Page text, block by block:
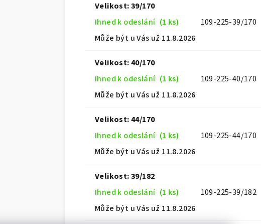
Velikost: 39/170
Ihned k odeslání (1 ks)
109-225-39/170
Může být u Vás už 11.8.2026
Velikost: 40/170
Ihned k odeslání (1 ks)
109-225-40/170
Může být u Vás už 11.8.2026
Velikost: 44/170
Ihned k odeslání (1 ks)
109-225-44/170
Může být u Vás už 11.8.2026
Velikost: 39/182
Ihned k odeslání (1 ks)
109-225-39/182
Může být u Vás už 11.8.2026